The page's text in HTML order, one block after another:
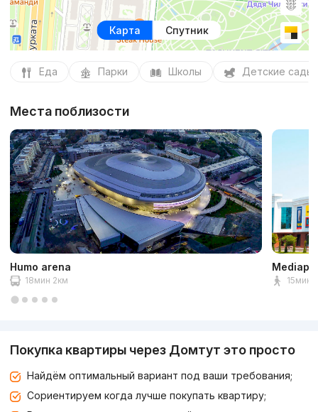
Карта Спутник
Еда Парки Школы Детские сады
Места поблизости
Humo arena
18мин 2км 15мин
Покупка квартиры через Домтут это просто
Найдём оптимальный вариант под ваши требования;
Сориентируем когда лучше покупать квартиру;